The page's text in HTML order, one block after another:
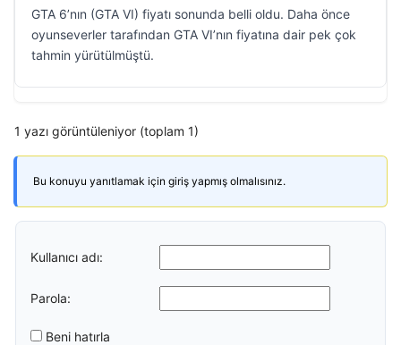
GTA 6’nın (GTA VI) fiyatı sonunda belli oldu. Daha önce
oyunseverler tarafından GTA VI’nın fiyatına dair pek çok
tahmin yürütülmüştü.
1 yazı görüntüleniyor (toplam 1)
Bu konuyu yanıtlamak için giriş yapmış olmalısınız.
Kullanıcı adı:
Parola:
Beni hatırla